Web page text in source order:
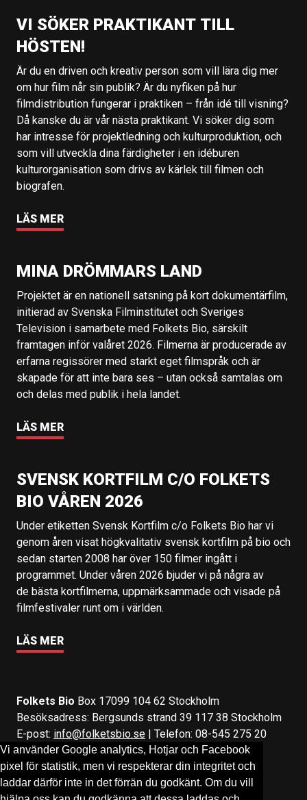
Vi använder Google analytics, Hotjar och Facebook
pixel för statistik, men vi respekterar din integritet och
laddar därför inte in det förrän du godkänt. Om du vill
VI SÖKER PRAKTIKANT TILL
HÖSTEN!
Är du en driven och kreativ person som vill lära dig mer
om hur film når sin publik? Är du nyfiken på hur
filmdistribution fungerar i praktiken – från idé till visning?
Då kanske du är vår nästa praktikant. Vi söker dig som
har intresse för projektledning och kulturproduktion, och
som vill utveckla dina färdigheter i en idéburen
kulturorganisation som drivs av kärlek till filmen och
biografen.
LÄS MER
MINA DRÖMMARS LAND
Projektet är en nationell satsning på kort dokumentärfilm,
initierad av Svenska Filminstitutet och Sveriges
Television i samarbete med Folkets Bio, särskilt
framtagen inför valåret 2026. Filmerna är producerade av
erfarna regissörer med starkt eget filmspråk och är
skapade för att inte bara ses – utan också samtalas om
och delas med publik i hela landet.
LÄS MER
SVENSK KORTFILM C/O FOLKETS
BIO VÅREN 2026
Under etiketten Svensk Kortfilm c/o Folkets Bio har vi
genom åren visat högkvalitativ svensk kortfilm på bio och
sedan starten 2008 har över 150 filmer ingått i
programmet. Under våren 2026 bjuder vi på några av
de bästa kortfilmerna, uppmärksammade och visade på
filmfestivaler runt om i världen.
LÄS MER
Folkets Bio Box 17099 104 62 Stockholm
Besöksadress: Bergsunds strand 39 117 38 Stockholm
E-post: info@folketsbio.se | Telefon: 08-545 275 20
Följ oss på:Facebook&Instagram